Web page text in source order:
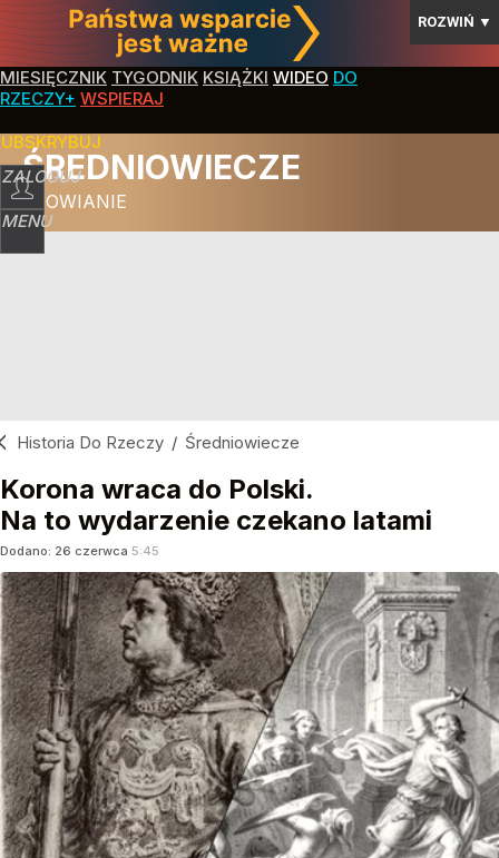
ROZWIŃ ▼
MIESIĘCZNIK TYGODNIK KSIĄŻKI WIDEO DO
RZECZY+ WSPIERAJ
ZALOGUJ
MENU
ŚREDNIOWIECZE
SŁOWIANIE
Historia Do Rzeczy / Średniowiecze
Korona wraca do Polski.
Na to wydarzenie czekano latami
Dodano: 26 czerwca 5:45